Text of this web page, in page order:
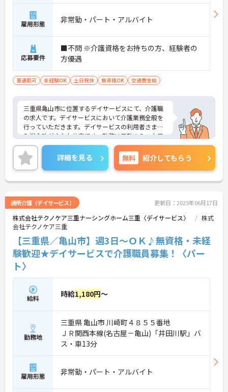
雇用形態 非常勤・パート・アルバイト
応募要件
■不問 ※介護資格をお持ちの方、経験者の
方優遇
車通勤可 未経験OK 土日祝休 無資格OK 交通費支給
三重県亀山市に位置するデイサービスにて、介護職
の求人です。デイサービスにおいて介護業務全般を
行っていただきます。デイサービスの利用者さまの
入浴介助が主なお仕事です。勤務は日勤のみ、土日
がお休みですので、プライベートとの両立がしやす
い環境です。ご興味のある方は面接対策ポイントな
どさらに詳細をお話いたしますので、お気軽にお問
い合わせください。
詳細を見る 無料 紹介してもらう
通所介護（デイサービス） 更新日：2025年06月17日
株式会社テクノケア三重ナーシングホーム三重〈デイサービス〉
株式
会社テクノケア三重
【三重県／亀山市】週3日～ＯＫ♪無資格・未経
験歓迎★デイサービスで介護職員募集！〈パー
ト〉
給料 時給1,180円～
勤務地
三重県 亀山市 川崎町４８５５番地
ＪＲ関西本線(名古屋－亀山)「井田川駅」バ
ス・車13分
雇用形態 非常勤・パート・アルバイト